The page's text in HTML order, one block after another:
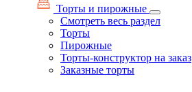
Торты и пирожные
Смотреть весь раздел
Торты
Пирожные
Торты-конструктор на заказ
Заказные торты